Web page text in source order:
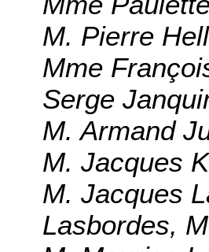
M. Pierre
Mme
Serge
M. Armand
M. Jacques
M. Jacques
Lasbordes,